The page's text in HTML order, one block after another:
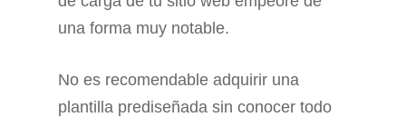
una forma muy notable.
No es recomendable adquirir una
plantilla prediseñada sin conocer todo